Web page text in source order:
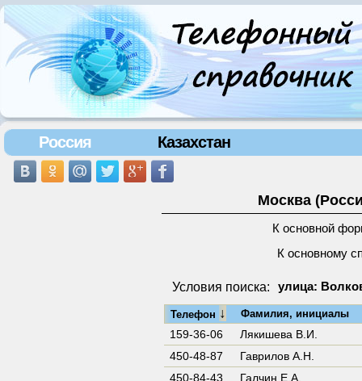
Россия Казахстан
Москва
К основной
К основному
Условия поиска: улица:
Телефон ↓ Фамилия, инициалы
159-36-06
Лякишева В.И.
450-48-87
Гаврилов А.Н.
450-84-43
Галчин Е.А.